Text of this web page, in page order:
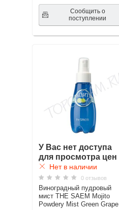
Сообщить о
поступлении
У Вас нет доступа
для просмотра цен
Нет в наличии
0 отзывов
Виноградный пудровый
мист THE SAEM Mojito
Powdery Mist Green Grape